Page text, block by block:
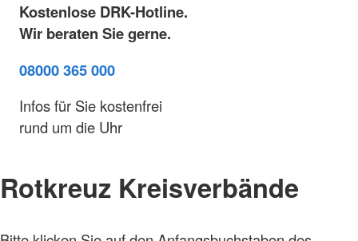
Kostenlose DRK-Hotline.
Wir beraten Sie gerne.
08000 365 000
Infos für Sie kostenfrei
rund um die Uhr
Rotkreuz Kreisverbände